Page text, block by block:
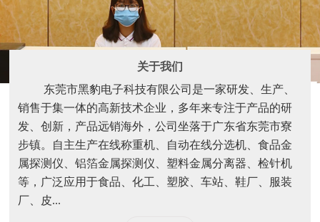
关于我们
东莞市黑豹电子科技有限公司是一家研发、生产、
销售于集一体的高新技术企业，多年来专注于产品的研
发、创新，产品远销海外，公司坐落于广东省东莞市寮
步镇。自主生产在线称重机、自动在线分选机、食品金
属探测仪、铝箔金属探测仪、塑料金属分离器、检针机
等，广泛应用于食品、化工、塑胶、车站、鞋厂、服装
厂、皮...